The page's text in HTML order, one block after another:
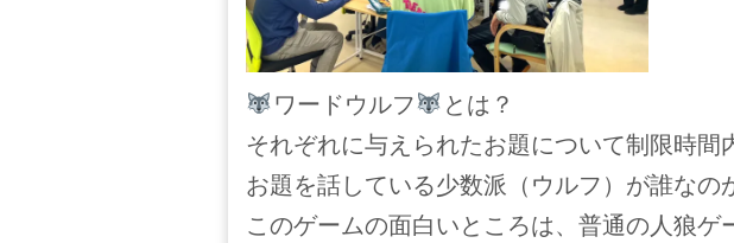
ワードウルフ
とは？
それぞれに与えられたお題について制限時間
お題を話している少数派（ウルフ）が誰なの
このゲームの面白いところは、普通の人狼